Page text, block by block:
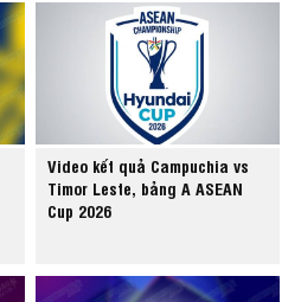
Video kết quả Campuchia vs
Timor Leste, bảng A ASEAN
Cup 2026